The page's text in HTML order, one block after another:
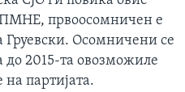
првоосомничен е
Осомничени се
до 2015-та овозможиле
партијата.